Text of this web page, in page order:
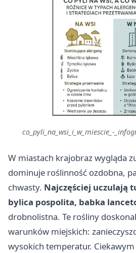
co_pyli_na_wsi_i_w_miescie_-
W miastach krajobraz wygląda
dominuje roślinność ozdobna,
chwasty. Najczęściej uczulają
bylica pospolita, babka
drobnolistna. Te rośliny
warunków miejskich:
wysokich temperatur.